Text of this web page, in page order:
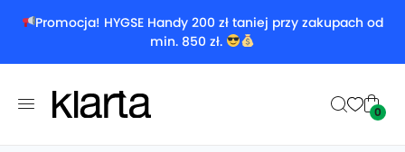
Promocja! HYGSE Handy 200 zł taniej przy zakupach od
min. 850 zł.
0